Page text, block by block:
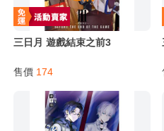
猜你喜歡